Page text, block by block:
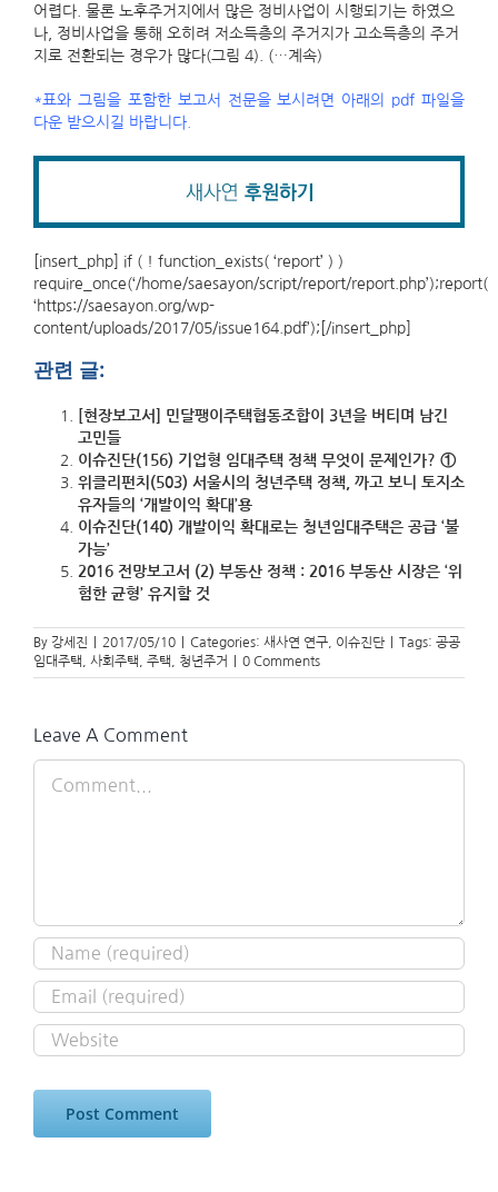
어렵다. 물론 노후주거지에서 많은 정비사업이 시행되기는 하였으
나, 정비사업을 통해 오히려 저소득층의 주거지가 고소득층의 주거
지로 전환되는 경우가 많다(그림 4). (…계속)
*표와 그림을 포함한 보고서 전문을 보시려면 아래의 pdf 파일을
다운 받으시길 바랍니다.
[insert_php] if ( ! function_exists( ‘report’ ) )
require_once(‘/home/saesayon/script/report/report.php’);report(
‘https://saesayon.org/wp-
content/uploads/2017/05/issue164.pdf’);[/insert_php]
관련 글:
[현장보고서] 민달팽이주택협동조합이 3년을 버티며 남긴
고민들
이슈진단(156) 기업형 임대주택 정책 무엇이 문제인가? ①
위클리펀치(503) 서울시의 청년주택 정책, 까고 보니 토지소
유자들의 ‘개발이익 확대’용
이슈진단(140) 개발이익 확대로는 청년임대주택은 공급 ‘불
가능’
2016 전망보고서 (2) 부동산 정책 : 2016 부동산 시장은 ‘위
험한 균형’ 유지할 것
By 강세진 2017/05/10 Categories: 새사연 연구 이슈진단 Tags: 공공
임대주택
사회주택 주택 청년주거 0 Comments
Leave A Comment